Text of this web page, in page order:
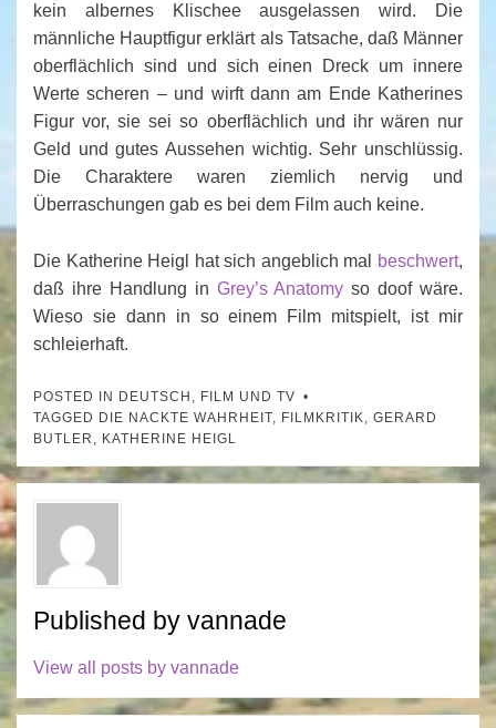
kein albernes Klischee ausgelassen wird. Die
männliche Hauptfigur erklärt als Tatsache, daß Männer
oberflächlich sind und sich einen Dreck um innere
Werte scheren – und wirft dann am Ende Katherines
Figur vor, sie sei so oberflächlich und ihr wären nur
Geld und gutes Aussehen wichtig. Sehr unschlüssig.
Die Charaktere waren ziemlich nervig und
Überraschungen gab es bei dem Film auch keine.
Die Katherine Heigl hat sich angeblich mal beschwert,
daß ihre Handlung in Grey’s Anatomy so doof wäre.
Wieso sie dann in so einem Film mitspielt, ist mir
schleierhaft.
POSTED IN DEUTSCH , FILM UND TV
TAGGED DIE NACKTE WAHRHEIT, FILMKRITIK, GERARD
BUTLER , KATHERINE HEIGL
Published by vannade
View all posts by vannade